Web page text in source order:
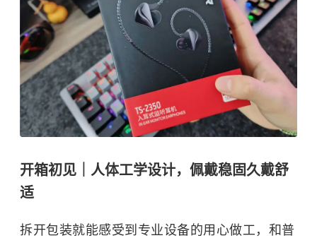
开箱初见｜人体工学设计，佩戴稳固久戴舒
适
拆开包装就能感受到专业设备的用心做工，和普